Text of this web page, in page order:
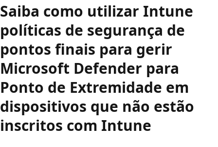
Saiba como utilizar Intune
políticas de segurança de
pontos finais para gerir
Microsoft Defender para
Ponto de Extremidade em
dispositivos que não estão
inscritos com Intune